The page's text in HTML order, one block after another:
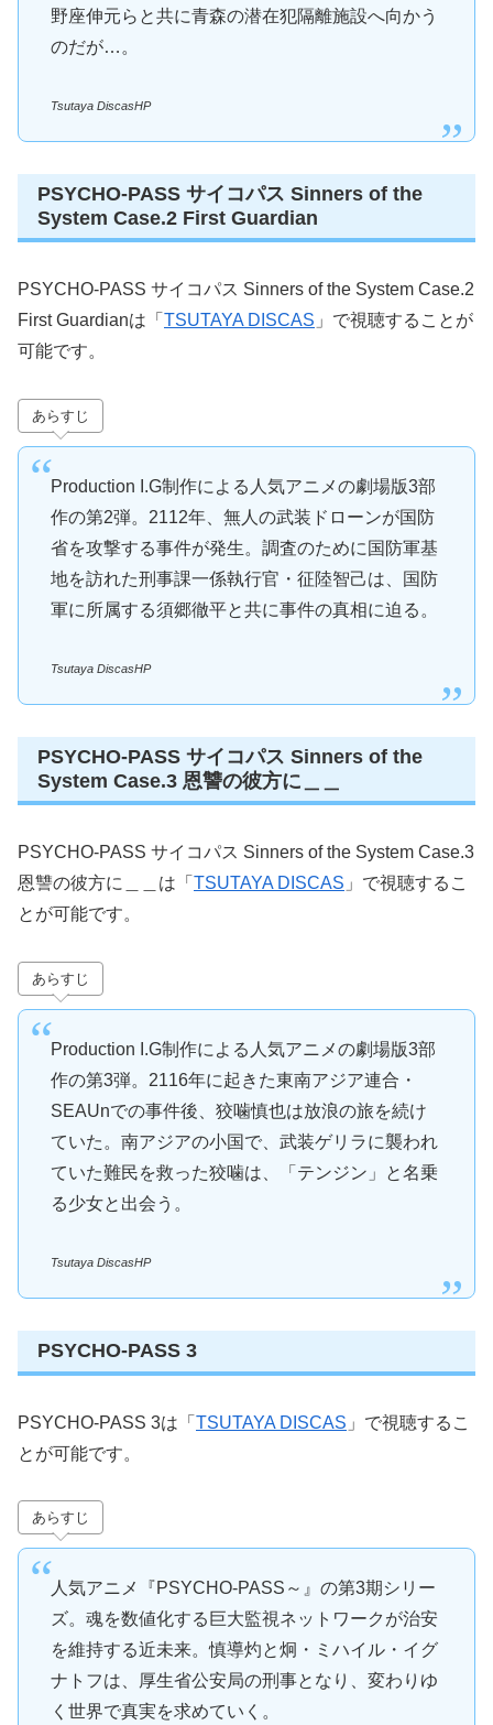
野座伸元らと共に青森の潜在犯隔離施設へ向かう
のだが…。
Tsutaya DiscasHP
PSYCHO-PASS サイコパス Sinners of the
System Case.2 First Guardian
PSYCHO-PASS サイコパス Sinners of the System Case.2
First Guardianは「 TSUTAYA DISCAS 」で視聴することが
可能です。
あらすじ
Production I.G制作による人気アニメの劇場版3部
作の第2弾。2112年、無人の武装ドローンが国防
省を攻撃する事件が発生。調査のために国防軍基
地を訪れた刑事課一係執行官・征陸智己は、国防
軍に所属する須郷徹平と共に事件の真相に迫る。
Tsutaya DiscasHP
PSYCHO-PASS サイコパス Sinners of the
System Case.3 恩讐の彼方に＿＿
PSYCHO-PASS サイコパス Sinners of the System Case.3
恩讐の彼方に＿＿は「 TSUTAYA DISCAS 」で視聴するこ
とが可能です。
あらすじ
Production I.G制作による人気アニメの劇場版3部
作の第3弾。2116年に起きた東南アジア連合・
SEAUnでの事件後、狡噛慎也は放浪の旅を続け
ていた。南アジアの小国で、武装ゲリラに襲われ
ていた難民を救った狡噛は、「テンジン」と名乗
る少女と出会う。
Tsutaya DiscasHP
PSYCHO-PASS 3
PSYCHO-PASS 3は「 TSUTAYA DISCAS 」で視聴するこ
とが可能です。
あらすじ
人気アニメ『PSYCHO-PASS～』の第3期シリー
ズ。魂を数値化する巨大監視ネットワークが治安
を維持する近未来。慎導灼と炯・ミハイル・イグ
ナトフは、厚生省公安局の刑事となり、変わりゆ
く世界で真実を求めていく。